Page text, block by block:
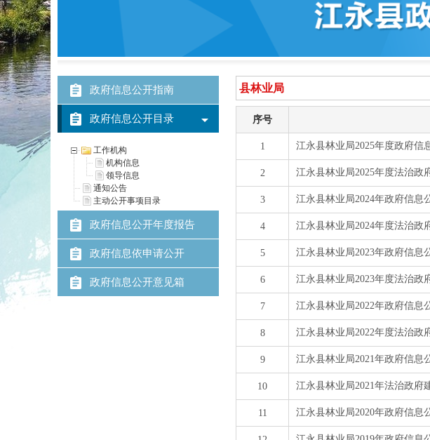
政府信息公开指南
政府信息公开目录
工作机构
机构信息
领导信息
通知公告
主动公开事项目录
政府信息公开年度报告
政府信息依申请公开
政府信息公开意见箱